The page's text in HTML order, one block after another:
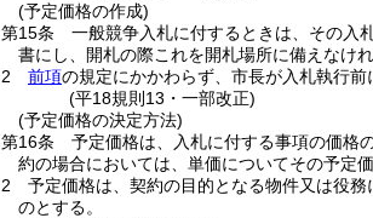
(予定価格の作成)
第15条
一般競争入札に付するときは、その入
書にし、開札の際これを開札場所に備えなけれ
2
前項の規定にかかわらず、市長が入札執行
(平18規則13・一部改正)
(予定価格の決定方法)
第16条
予定価格は、入札に付する事項の価格
約の場合においては、単価についてその予定
2
予定価格は、契約の目的となる物件又は役
のとする。